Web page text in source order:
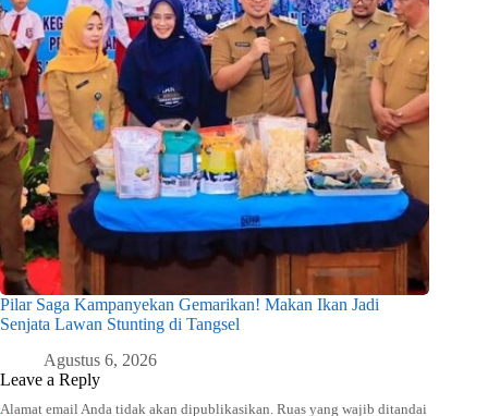
Pilar Saga Kampanyekan Gemarikan! Makan Ikan Jadi
Senjata Lawan Stunting di Tangsel
Agustus 6, 2026
Leave a Reply
Alamat email Anda tidak akan dipublikasikan. Ruas yang wajib ditandai